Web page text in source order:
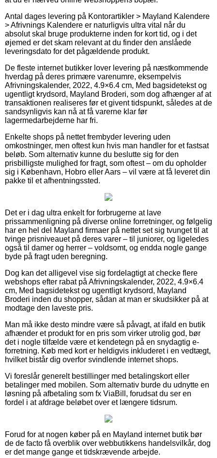
Antal dages levering på Kontorartikler > Mayland Kalendere
> Afrivnings Kalendere er naturligvis ultra vital når du
absolut skal bruge produkterne inden for kort tid, og i det
øjemed er det skam relevant at du finder den anslåede
leveringsdato for det pågældende produkt.
De fleste internet butikker lover levering på næstkommende
hverdag på deres primære varenumre, eksempelvis
Afrivningskalender, 2022, 4.9×6.4 cm, Med bagsidetekst og
ugentligt krydsord, Mayland Broderi, som dog afhænger af at
transaktionen realiseres før et givent tidspunkt, således at de
sandsynligvis kan nå at få varerne klar før
lagermedarbejderne har fri.
Enkelte shops på nettet frembyder levering uden
omkostninger, men oftest kun hvis man handler for et fastsat
beløb. Som alternativ kunne du beslutte sig for den
prisbilligste mulighed for fragt, som oftest – om du opholder
sig i København, Hobro eller Aars – vil være at få leveret din
pakke til et afhentningssted.
Det er i dag ultra enkelt for forbrugerne at lave
prissammenligning på diverse online forretninger, og følgelig
har en hel del Mayland firmaer på nettet set sig tvunget til at
tvinge prisniveauet på deres varer – til juniorer, og ligeledes
også til damer og herrer – voldsomt, og endda nogle gange
byde på fragt uden beregning.
Dog kan det alligevel vise sig fordelagtigt at checke flere
webshops efter rabat på Afrivningskalender, 2022, 4.9×6.4
cm, Med bagsidetekst og ugentligt krydsord, Mayland
Broderi inden du shopper, sådan at man er skudsikker på at
modtage den laveste pris.
Man må ikke desto mindre være så påvagt, at ifald en butik
afhænder et produkt for en pris som virker utrolig god, bør
det i nogle tilfælde være et kendetegn på en snydagtig e-
forretning. Køb med kort er heldigvis inkluderet i en vedtægt,
hvilket bistår dig overfor svindlende internet shops.
Vi foreslår generelt bestillinger med betalingskort eller
betalinger med mobilen. Som alternativ burde du udnytte en
løsning på afbetaling som fx ViaBill, forudsat du ser en
fordel i at afdrage beløbet over et længere tidsrum.
Forud for at nogen køber på en Mayland internet butik bør
de de facto få overblik over webbutikkens handelsvilkår, dog
er det mange gange et tidskrævende arbejde.